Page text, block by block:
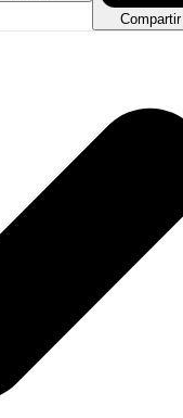
Compartir